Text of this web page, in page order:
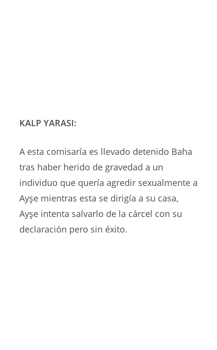
KALP YARASI:
A esta comisaría es llevado detenido Baha
tras haber herido de gravedad a un
individuo que quería agredir sexualmente a
Ayşe mientras esta se dirigía a su casa,
Ayşe intenta salvarlo de la cárcel con su
declaración pero sin éxito.